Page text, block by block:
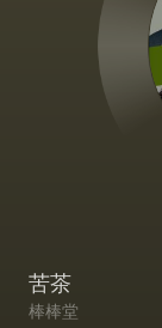
苦茶
棒棒堂